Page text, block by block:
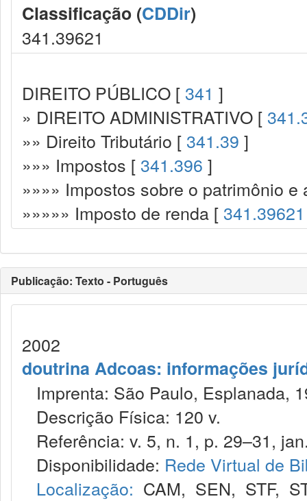
Classificação (CDDir)
341.39621
DIREITO PÚBLICO [ 341 ]
» DIREITO ADMINISTRATIVO [
»» Direito Tributário [ 341.39 ]
»»» Impostos [ 341.396 ]
»»»» Impostos sobre o patrimônio
»»»»» Imposto de renda [ 341.39621
Publicação: Texto - Português
2002
doutrina Adcoas: informações
Imprenta: São Paulo, Esplanada,
Descrição Física: 120 v.
Referência: v. 5, n. 1, p. 29–31,
Disponibilidade: Rede Virtual de
Localização: CAM, SEN, STF,